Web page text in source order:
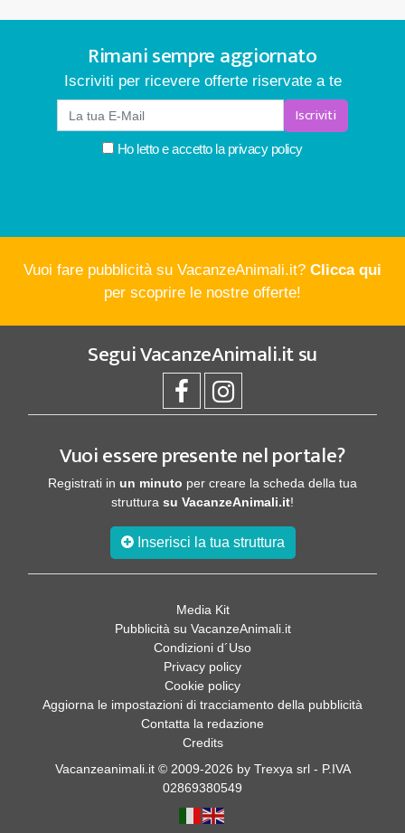
Rimani sempre aggiornato
Iscriviti per ricevere offerte riservate a te
Iscriviti
Ho letto e accetto la privacy policy
Vuoi fare pubblicità su VacanzeAnimali.it? Clicca qui
per scoprire le nostre offerte!
SeguiVacanzeAnimali.itsu
Vuoi essere presente nel portale?
Registrati in un minuto per creare la scheda della tua
struttura su VacanzeAnimali.it!
Inserisci la tua struttura
Media Kit
Pubblicità su VacanzeAnimali.it
Condizioni d´Uso
Privacy policy
Cookie policy
Aggiorna le impostazioni di tracciamento della pubblicità
Contatta la redazione
Credits
Vacanzeanimali.it © 2009-2026 by Trexya srl - P.IVA
02869380549